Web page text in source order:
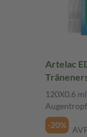
Artelac
120X0.6 ml
-20%